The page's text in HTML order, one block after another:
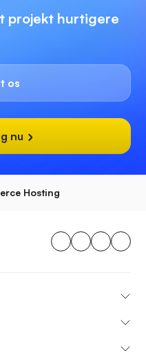
projekt hurtigere
os
nu
Hosting